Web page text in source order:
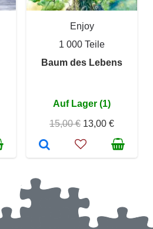
Enjoy
1 000 Teile
Baum des Lebens
Auf Lager (1)
15,00 € 13,00 €